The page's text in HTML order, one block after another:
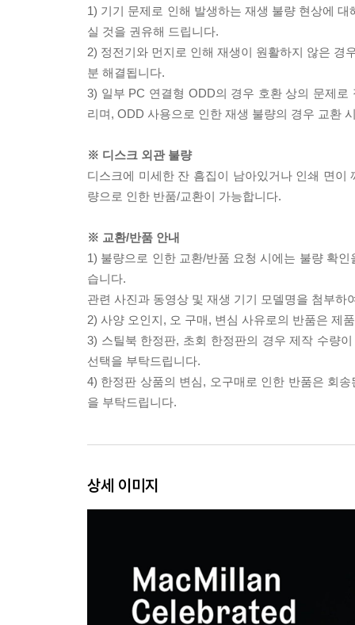
1) 기기 문제로 인해 발생하는 재생 불량 현상에
실 것을 권유해 드립니다.
2) 정전기와 먼지로 인해 재생이 원활하지 않은 경
분 해결됩니다.
3) 일부 PC 연결형 ODD의 경우 호환 상의 문제
리며, ODD 사용으로 인한 재생 불량의 경우 교환
※ 디스크 외관 불량
디스크에 미세한 잔 흠집이 남아있거나 인쇄 면
량으로 인한 반품/교환이 가능합니다.
※ 교환/반품 안내
1) 불량으로 인한 교환/반품 요청 시에는 불량 확
습니다.
관련 사진과 동영상 및 재생 기기 모델명을 첨부하
2) 사양 오인지, 오 구매, 변심 사유로의 반품은 제
3) 스틸북 한정판, 초회 한정판의 경우 제작 수량
선택을 부탁드립니다.
4) 한정판 상품의 변심, 오구매로 인한 반품은 회
을 부탁드립니다.
상세 이미지